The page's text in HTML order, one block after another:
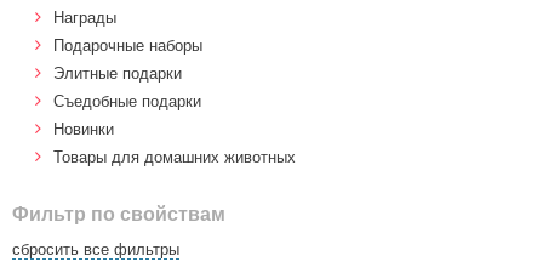
Награды
Подарочные наборы
Элитные подарки
Cъедобные подарки
Новинки
Товары для домашних животных
Фильтр по свойствам
сбросить все фильтры